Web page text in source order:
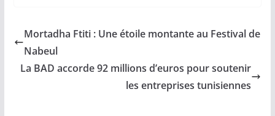
Mortadha Ftiti : Une étoile montante au Festival de
Nabeul
La BAD accorde 92 millions d’euros pour soutenir
les entreprises tunisiennes